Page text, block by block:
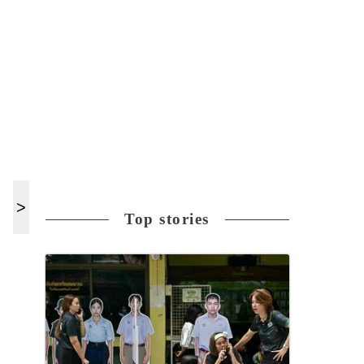
Top stories